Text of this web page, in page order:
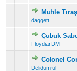
Muhle
daggett
Çubuk
FloydianDM
Colonel
Delidumrul